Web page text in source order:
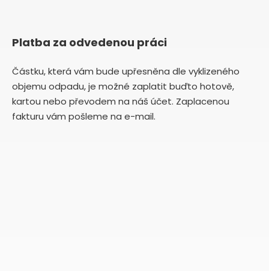
Platba za odvedenou práci
Částku, která vám bude upřesněna dle vyklizeného
objemu odpadu, je možné zaplatit buďto hotově,
kartou nebo převodem na náš účet. Zaplacenou
fakturu vám pošleme na e-mail.